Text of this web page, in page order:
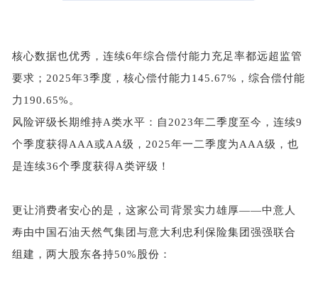
核心数据也优秀， 连续6年综合偿付能力充足率都远超监管
要求； 2025年3季度，核心偿付能力145.67%，综合偿付能
力190.65%。
风险评级长期维持A类水平：自2023年二季度至今，连续9
个季度获得AAA或AA级，2025年一二季度为AAA级，也
是连续36个季度获得A类评级！
更让消费者安心的是，这家公司背景实力雄厚——中意人
寿由中国石油天然气集团与意大利忠利保险集团强强联合
组建，两大股东各持50%股份：